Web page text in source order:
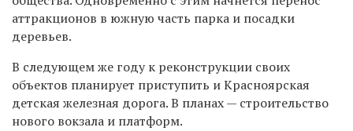
аттракционов в южную часть парка и посадки
деревьев.
В следующем же году к реконструкции своих
объектов планирует приступить и Красноярская
детская железная дорога. В планах — строительство
нового вокзала и платформ.